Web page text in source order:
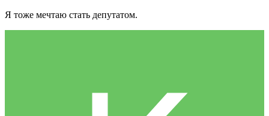
Я тоже мечтаю стать депутатом.